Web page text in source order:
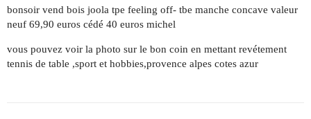
bonsoir vend bois joola tpe feeling off- tbe manche concave valeur
neuf 69,90 euros cédé 40 euros michel
vous pouvez voir la photo sur le bon coin en mettant revétement
tennis de table ,sport et hobbies,provence alpes cotes azur